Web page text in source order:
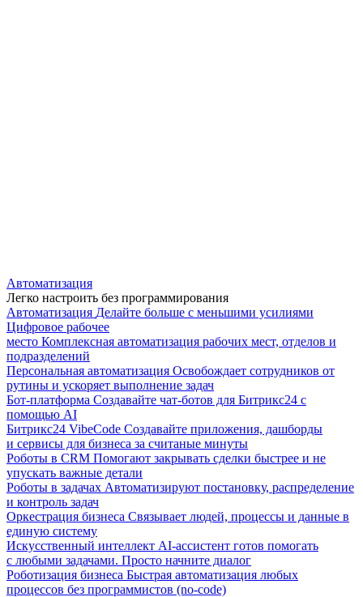
Автоматизация
Легко настроить без программирования
Автоматизация Делайте больше с меньшими усилиями
Цифровое рабочее
место Комплексная автоматизация рабочих мест, отделов и
подразделений
Персональная автоматизация Освобождает сотрудников от
рутины и ускоряет выполнение задач
Бот-платформа Создавайте чат-ботов для Битрикс24 с
помощью AI
Битрикс24 VibeCode Создавайте приложения, дашборды
и сервисы для бизнеса за считаные минуты
Роботы в CRM Помогают закрывать сделки быстрее и не
упускать важные детали
Роботы в задачах Автоматизируют постановку, распределение
и контроль задач
Оркестрация бизнеса Связывает людей, процессы и данные в
единую систему
Искусственный интеллект AI-ассистент готов помогать
с любыми задачами. Просто начните диалог
Роботизация бизнеса Быстрая автоматизация любых
процессов без программистов (no-code)